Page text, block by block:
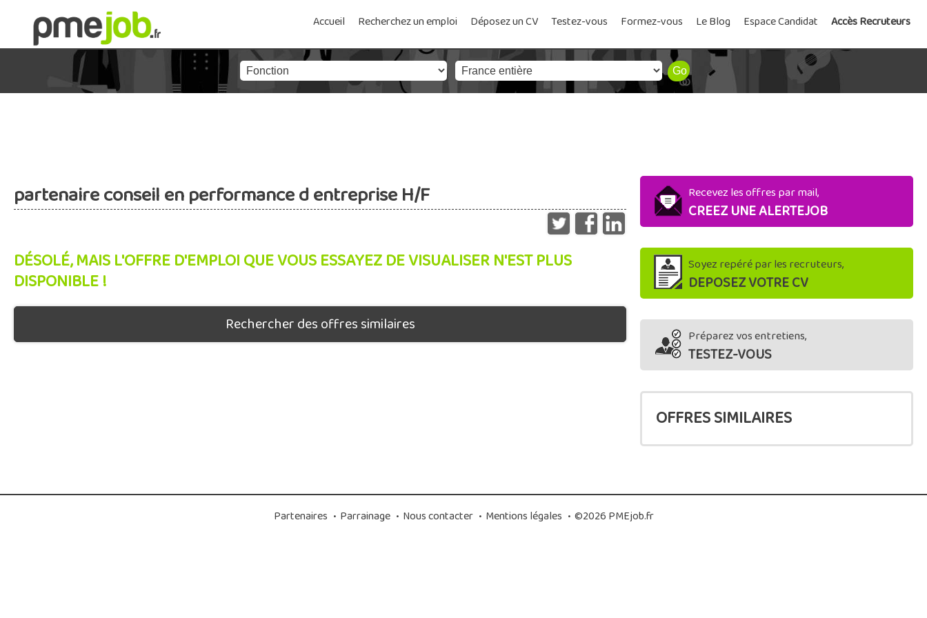
Accueil Recherchez un emploi Déposez un CV Testez-vous Formez-vous Le Blog Espace Candidat Accès Recruteurs
partenaire conseil en performance d entreprise H/F
DÉSOLÉ, MAIS L'OFFRE D'EMPLOI QUE VOUS ESSAYEZ DE VISUALISER N'EST PLUS
DISPONIBLE !
Rechercher des offres similaires
Recevez les offres par mail,
CREEZ UNE ALERTEJOB
Soyez repéré par les recruteurs,
DEPOSEZ VOTRE CV
Préparez vos entretiens,
TESTEZ-VOUS
OFFRES SIMILAIRES
Partenaires • Parrainage • Nous contacter • Mentions légales • ©2026 PMEjob.fr